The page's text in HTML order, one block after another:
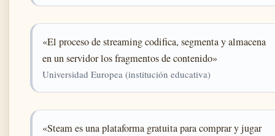
«El proceso de streaming codifica, segmenta y almacena
en un servidor los fragmentos de contenido»
Universidad Europea (institución educativa)
«Steam es una plataforma gratuita para comprar y jugar